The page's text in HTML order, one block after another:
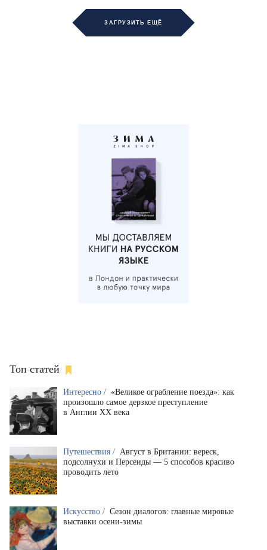
ЗАГРУЗИТЬ ЕЩЁ
Топ статей
Интересно / «Великое ограбление поезда»: как
произошло самое дерзкое преступление
в Англии XX века
Путешествия / Август в Британии: вереск,
подсолнухи и Персеиды — 5 способов красиво
проводить лето
Искусство / Сезон диалогов: главные мировые
выставки осени-зимы